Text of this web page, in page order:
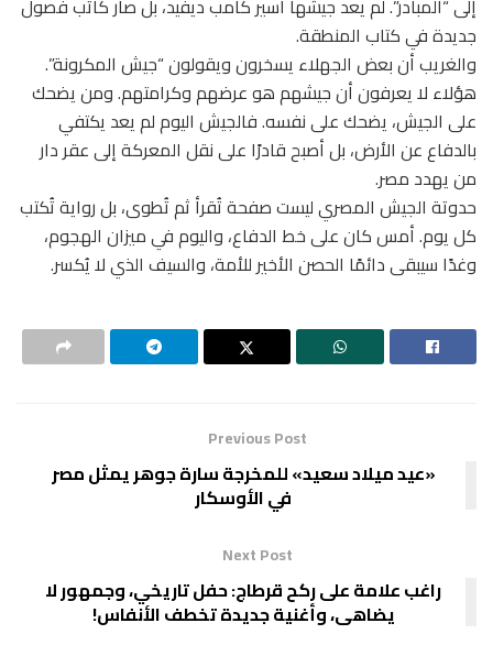
إلى “المبادر”. لم يعد جيشها أسير كامب ديفيد، بل صار كاتب فصول
جديدة في كتاب المنطقة.
والغريب أن بعض الجهلاء يسخرون ويقولون “جيش المكرونة”.
هؤلاء لا يعرفون أن جيشهم هو عرضهم وكرامتهم. ومن يضحك
على الجيش، يضحك على نفسه. فالجيش اليوم لم يعد يكتفي
بالدفاع عن الأرض، بل أصبح قادرًا على نقل المعركة إلى عقر دار
من يهدد مصر.
حدوتة الجيش المصري ليست صفحة تُقرأ ثم تُطوى، بل رواية تُكتب
كل يوم. أمس كان على خط الدفاع، واليوم في ميزان الهجوم،
وغدًا سيبقى دائمًا الحصن الأخير للأمة، والسيف الذي لا يُكسر.
Previous Post
«عيد ميلاد سعيد» للمخرجة سارة جوهر يمثل مصر
في الأوسكار
Next Post
راغب علامة على ركح قرطاج: حفل تاريخي، وجمهور لا
يضاهى، وأغنية جديدة تخطف الأنفاس!